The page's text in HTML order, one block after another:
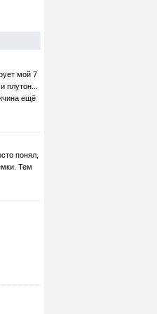
мой 7
плутон...
ещё
понял,
Тем